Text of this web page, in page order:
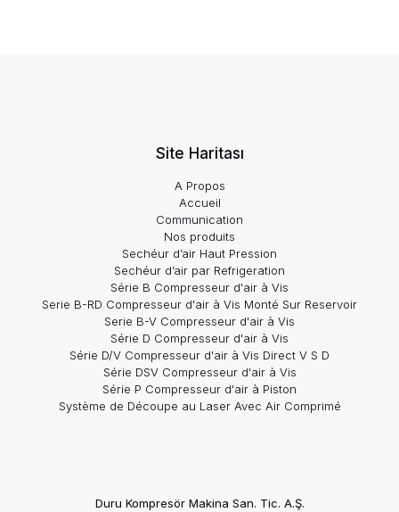
Site Haritası
A Propos
Accueil
Communication
Nos produits
Sechéur d’air Haut Pression
Sechéur d’air par Refrigeration
Série B Compresseur d'air à Vis
Serie B-RD Compresseur d'air à Vis Monté Sur Reservoir
Serie B-V Compresseur d'air à Vis
Série D Compresseur d'air à Vis
Série D/V Compresseur d'air à Vis Direct V S D
Série DSV Compresseur d'air à Vis
Série P Compresseur d'air à Piston
Système de Découpe au Laser Avec Air Comprimé
Duru Kompresör Makina San. Tic. A.Ş.